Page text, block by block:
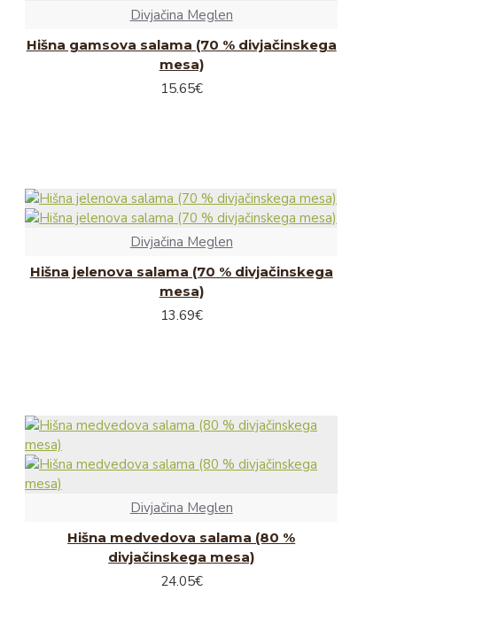
Divjačina Meglen
Hišna gamsova salama (70 % divjačinskega
mesa)
15.65€
Divjačina Meglen
Hišna jelenova salama (70 % divjačinskega
mesa)
13.69€
Divjačina Meglen
Hišna medvedova salama (80 %
divjačinskega mesa)
24.05€